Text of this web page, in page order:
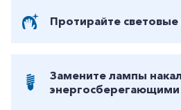
Протирайте
Замените лампы